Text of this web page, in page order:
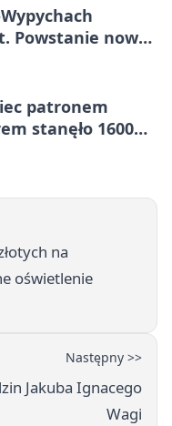
Powstanie nowa
patronem
stanęło 1600
na
oświetlenie
Następny >>
Jakuba Ignacego
Wagi